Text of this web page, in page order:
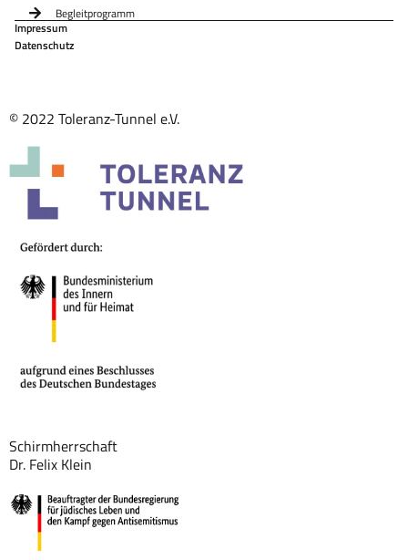
Begleitprogramm
Impressum
Datenschutz
© 2022 Toleranz-Tunnel e.V.
Schirmherrschaft
Dr. Felix Klein